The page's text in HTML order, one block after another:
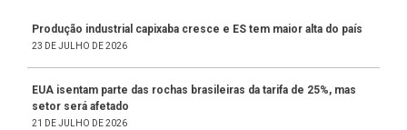
Produção industrial capixaba cresce e ES tem maior alta do país
23 DE JULHO DE 2026
EUA isentam parte das rochas brasileiras da tarifa de 25%, mas
setor será afetado
21 DE JULHO DE 2026